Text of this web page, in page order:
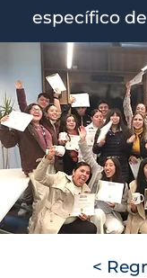
específico
<